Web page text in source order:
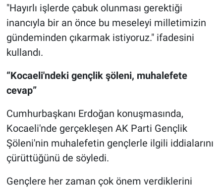
"Hayırlı işlerde çabuk olunması gerektiği
inancıyla bir an önce bu meseleyi milletimizin
gündeminden çıkarmak istiyoruz." ifadesini
kullandı.
“Kocaeli'ndeki gençlik şöleni, muhalefete
cevap”
Cumhurbaşkanı Erdoğan konuşmasında,
Kocaeli'nde gerçekleşen AK Parti Gençlik
Şöleni'nin muhalefetin gençlerle ilgili iddialarını
çürüttüğünü de söyledi.
Gençlere her zaman çok önem verdiklerini